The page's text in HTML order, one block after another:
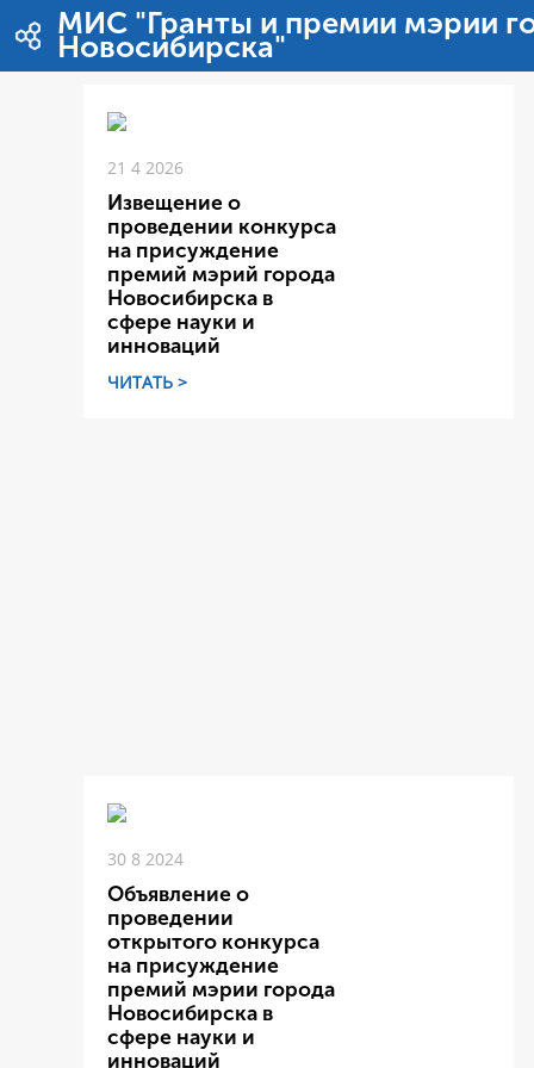
内容へスキップ
МИС "Гранты и премии мэрии
Новосибирска"
21 4 2026
Извещение о
проведении конкурса
на присуждение
премий мэрий города
Новосибирска в
сфере науки и
инноваций
ЧИТАТЬ >
30 8 2024
Объявление о
проведении
открытого конкурса
на присуждение
премий мэрии города
Новосибирска в
сфере науки и
инноваций